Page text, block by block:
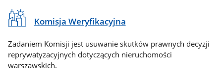
Komisja Weryfikacyjna
Zadaniem Komisji jest usuwanie skutków prawnych decyzji
reprywatyzacyjnych dotyczących nieruchomości
warszawskich.